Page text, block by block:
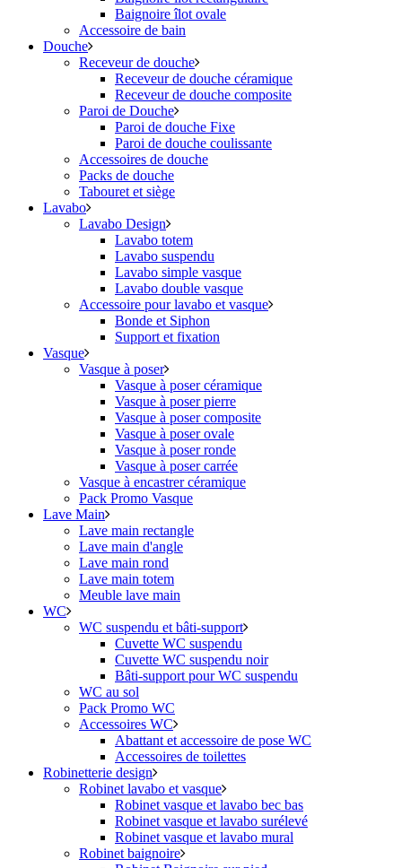
Baignoire îlot ovale
Accessoire de bain
Douche
Receveur de douche
Receveur de douche céramique
Receveur de douche composite
Paroi de Douche
Paroi de douche Fixe
Paroi de douche coulissante
Accessoires de douche
Packs de douche
Tabouret et siège
Lavabo
Lavabo Design
Lavabo totem
Lavabo suspendu
Lavabo simple vasque
Lavabo double vasque
Accessoire pour lavabo et vasque
Bonde et Siphon
Support et fixation
Vasque
Vasque à poser
Vasque à poser céramique
Vasque à poser pierre
Vasque à poser composite
Vasque à poser ovale
Vasque à poser ronde
Vasque à poser carrée
Vasque à encastrer céramique
Pack Promo Vasque
Lave Main
Lave main rectangle
Lave main d'angle
Lave main rond
Lave main totem
Meuble lave main
WC
WC suspendu et bâti-support
Cuvette WC suspendu
Cuvette WC suspendu noir
Bâti-support pour WC suspendu
WC au sol
Pack Promo WC
Accessoires WC
Abattant et accessoire de pose WC
Accessoires de toilettes
Robinetterie design
Robinet lavabo et vasque
Robinet vasque et lavabo bec bas
Robinet vasque et lavabo surélevé
Robinet vasque et lavabo mural
Robinet baignoire